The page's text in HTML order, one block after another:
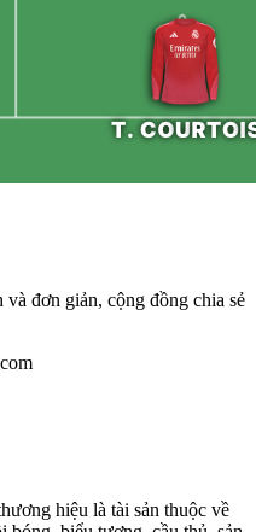
đơn giản, cộng đồng chia sẻ
hiệu là tài sản thuộc về